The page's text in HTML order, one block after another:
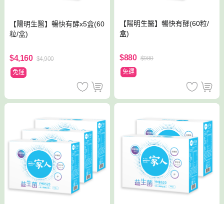
【陽明生醫】暢快有酵x5盒(60
粒/盒)
$4,160 $4,900
免運
【陽明生醫】暢快有酵(60粒/
盒)
$880 $980
免運